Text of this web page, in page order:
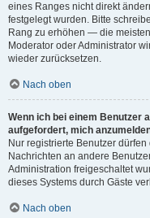
eines Ranges nicht direkt
festgelegt wurden. Bitte
Rang zu erhöhen — die
Moderator oder Administrator
wieder zurücksetzen.
Nach oben
Wenn ich bei einem Benutzer
aufgefordert, mich
Nur registrierte Benutzer
Nachrichten an andere
Administration freigeschaltet
dieses Systems durch Gäste
Nach oben